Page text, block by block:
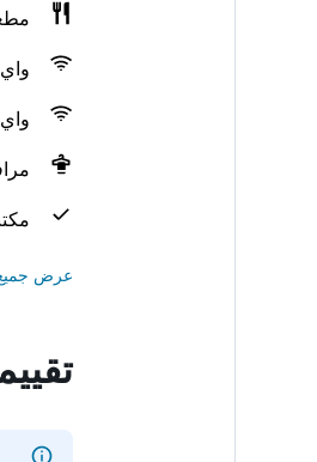
عرض جميع